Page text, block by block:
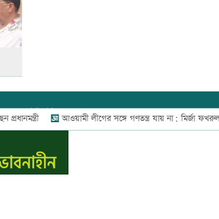
কমলো
আনসার-ভিডিপির উদ্যোগে সড়ক
যোগাযোগ:০২-৫৫১১১৬৬০,০১৬০০৩৪৪৩৭০-৭১,
নিউজ রুম: ০১৬০০৩৪৪৩৭২,
আওয়ামী লীগের সঙ্গে গণতন্ত্র যায় না: মির্জা ফখরুল